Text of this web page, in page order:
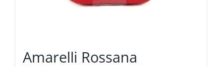
Amarelli Rossana